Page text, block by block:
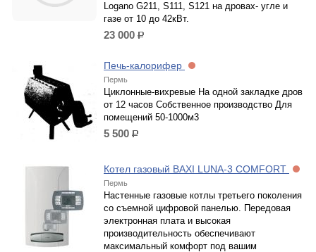
Logano G211, S111, S121 на дровах- угле и
газе от 10 до 42кВт.
23 000 р.
Печь-калорифер
Пермь
Циклонные-вихревые На одной закладке дров
от 12 часов Собственное производство Для
помещений 50-1000м3
5 500 р.
Котел газовый BAXI LUNA-3 COMFORT
Пермь
Настенные газовые котлы третьего поколения
со съемной цифровой панелью. Передовая
электронная плата и высокая
производительность обеспечивают
максимальный комфорт под вашим